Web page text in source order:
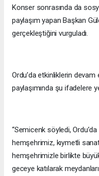
Konser sonrasında da
paylaşım yapan Başkan
gerçekleştiğini vurguladı.
Ordu’da etkinliklerin
paylaşımında şu ifadelere
“Semicenk söyledi,
hemşehrimiz, kıymetli
hemşehrimizle birlikte
geceye katılarak